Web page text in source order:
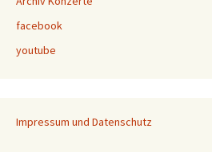
facebook
youtube
Impressum und Datenschutz